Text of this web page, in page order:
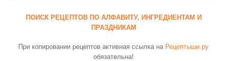
ПОИСК РЕЦЕПТОВ ПО АЛФАВИТУ, ИНГРЕДИЕНТАМ И
ПРАЗДНИКАМ
При копировании рецептов активная ссылка на Рецептыши.ру
обязательна!